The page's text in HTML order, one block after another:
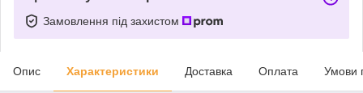
Замовлення під захистом
Опис Характеристики Доставка Оплата Умови